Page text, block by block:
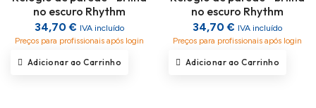
no escuro Rhythm
34,70 € IVA incluído
Preços para profissionais após login
Adicionar ao Carrinho
no escuro Rhythm
34,70 € IVA incluído
Preços para profissionais após login
Adicionar ao Carrinho